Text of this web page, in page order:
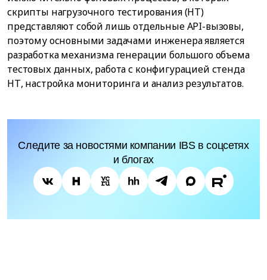
скрипты нагрузочного тестирования (НТ)
представляют собой лишь отдельные API-вызовы,
поэтому основными задачами инженера является
разработка механизма генерации большого объема
тестовых данных, работа с конфигурацией стенда
НТ, настройка мониторинга и анализ результатов.
Следите за новостями компании IBS в соцсетях
и блогах